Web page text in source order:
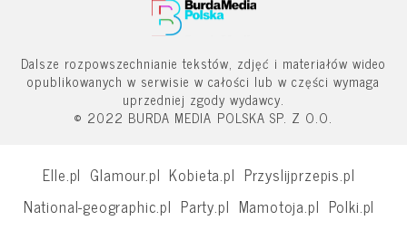
Dalsze rozpowszechnianie tekstów, zdjęć i materiałów wideo
opublikowanych w serwisie w całości lub w części wymaga
uprzedniej zgody wydawcy.
© 2022 BURDA MEDIA POLSKA SP. Z O.O.
Elle.pl Glamour.pl Kobieta.pl Przyslijprzepis.pl
National-geographic.pl Party.pl Mamotoja.pl Polki.pl